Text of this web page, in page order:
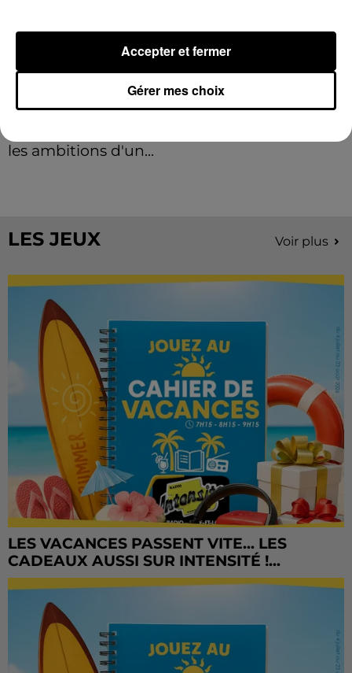
les ambitions d'un...
LES JEUX Voir plus
LES VACANCES PASSENT VITE... LES
CADEAUX AUSSI SUR INTENSITÉ !...
Gérer mes choix
Accepter et fermer